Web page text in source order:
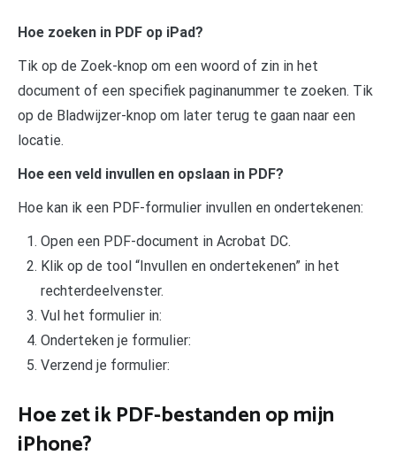
Hoe zoeken in PDF op iPad?
Tik op de Zoek-knop om een woord of zin in het
document of een specifiek paginanummer te zoeken. Tik
op de Bladwijzer-knop om later terug te gaan naar een
locatie.
Hoe een veld invullen en opslaan in PDF?
Hoe kan ik een PDF-formulier invullen en ondertekenen:
Open een PDF-document in Acrobat DC.
Klik op de tool “Invullen en ondertekenen” in het
rechterdeelvenster.
Vul het formulier in:
Onderteken je formulier:
Verzend je formulier:
Hoe zet ik PDF-bestanden op mijn
iPhone?